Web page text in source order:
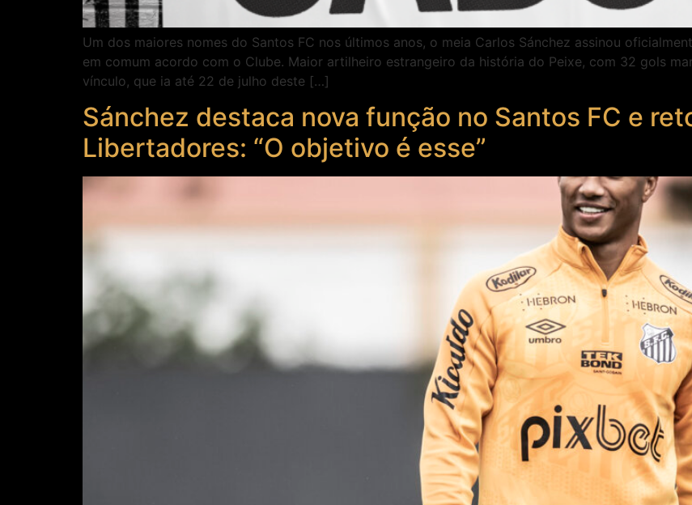
Um dos maiores nomes do Santos FC nos últimos anos, o meia Carlos Sánchez assinou
em comum acordo com o Clube. Maior artilheiro estrangeiro da história do Peixe, com 32 gols
vínculo, que ia até 22 de julho deste […]
Sánchez destaca nova função no Santos FC e
Libertadores: “O objetivo é esse”